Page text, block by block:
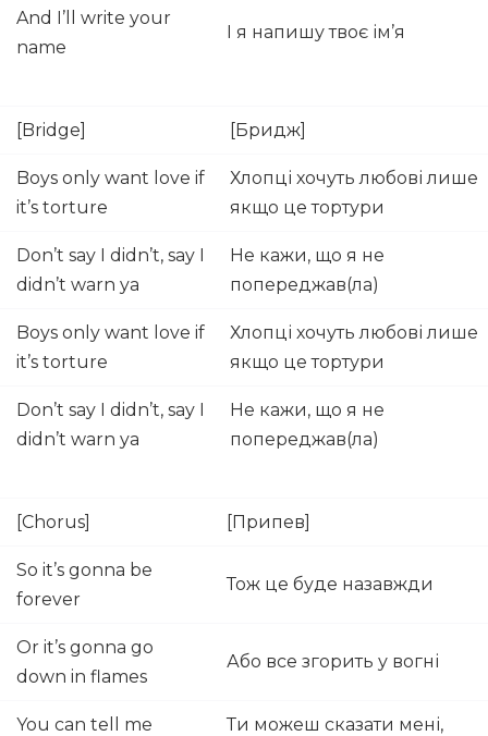
And I’ll write your
name
І я напишу твоє ім’я
[Bridge] [Бридж]
Boys only want love if
it’s torture
Хлопці хочуть любові лише
якщо це тортури
Don’t say I didn’t, say I
didn’t warn ya
Не кажи, що я не
попереджав(ла)
Boys only want love if
it’s torture
Хлопці хочуть любові лише
якщо це тортури
Don’t say I didn’t, say I
didn’t warn ya
Не кажи, що я не
попереджав(ла)
[Chorus] [Припев]
So it’s gonna be
forever
Тож це буде назавжди
Or it’s gonna go
down in flames
Або все згорить у вогні
You can tell me
Ти можеш сказати мені,